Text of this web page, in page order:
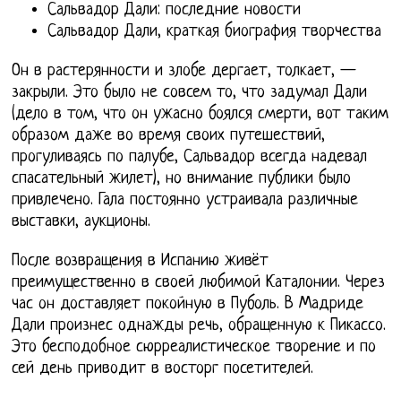
Сальвадор Дали: последние новости
Сальвадор Дали, краткая биография творчества
Он в растерянности и злобе дергает, толкает, —
закрыли. Это было не совсем то, что задумал Дали
(дело в том, что он ужасно боялся смерти, вот таким
образом даже во время своих путешествий,
прогуливаясь по палубе, Сальвадор всегда надевал
спасательный жилет), но внимание публики было
привлечено. Гала постоянно устраивала различные
выставки, аукционы.
После возвращения в Испанию живёт
преимущественно в своей любимой Каталонии. Через
час он доставляет покойную в Пуболь. В Мадриде
Дали произнес однажды речь, обращенную к Пикассо.
Это бесподобное сюрреалистическое творение и по
сей день приводит в восторг посетителей.